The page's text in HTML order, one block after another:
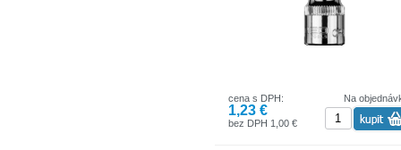
Na
cena s DPH:
1,23 €
bez DPH 1,00 €